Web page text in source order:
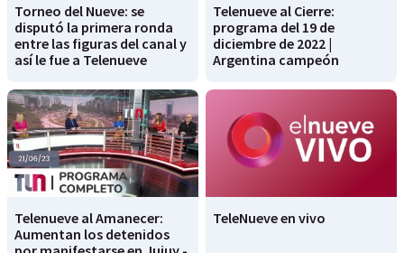
Torneo del Nueve: se
disputó la primera ronda
entre las figuras del canal y
así le fue a Telenueve
Telenueve al Cierre:
programa del 19 de
diciembre de 2022 |
Argentina campeón
Telenueve al Amanecer:
Aumentan los detenidos
TeleNueve en vivo